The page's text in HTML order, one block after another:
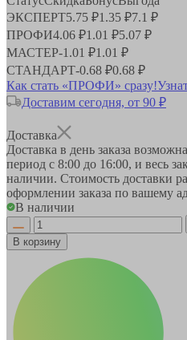
ЭКСПЕРТ5.75 ₽1.35 ₽7.1 ₽
ПРОФИ4.06 ₽1.01 ₽5.07 ₽
МАСТЕР-1.01 ₽1.01 ₽
СТАНДАРТ-0.68 ₽0.68 ₽
Как стать «ПРОФИ» сразу!
Доставим сегодня, от 90 ₽
Доставка
Доставка в день заказа
период с 8:00 до 16:00, и весь
наличии. Стоимость доставки
оформлении заказа по вашему
В наличии
В корзину